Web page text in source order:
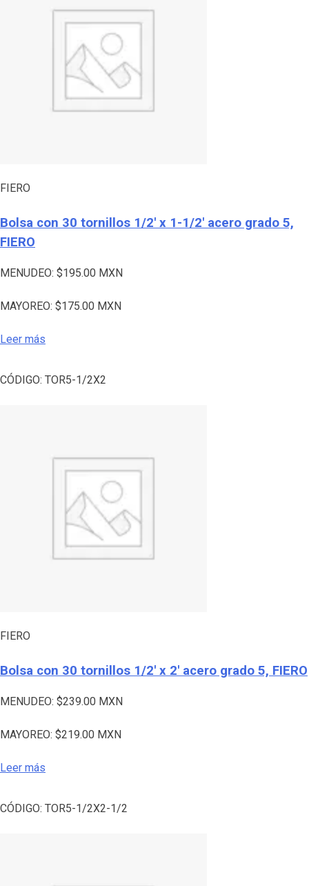
FIERO
Bolsa con 30 tornillos 1/2′ x 1-1/2′ acero grado 5,
FIERO
MENUDEO: $195.00 MXN
MAYOREO: $175.00 MXN
Leer más
CÓDIGO: TOR5-1/2X2
FIERO
Bolsa con 30 tornillos 1/2′ x 2′ acero grado 5, FIERO
MENUDEO: $239.00 MXN
MAYOREO: $219.00 MXN
Leer más
CÓDIGO: TOR5-1/2X2-1/2